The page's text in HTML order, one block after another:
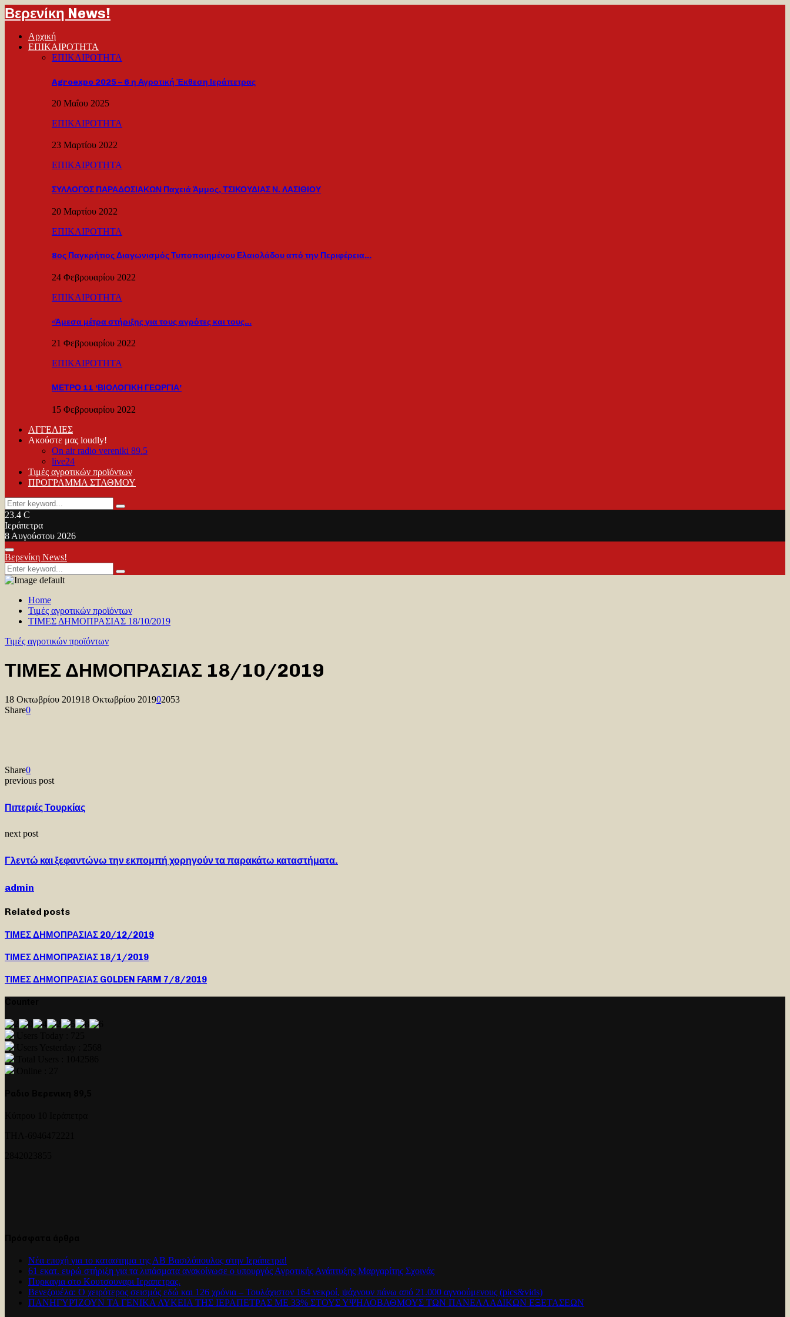
Βερενίκη News!
Αρχική
ΕΠΙΚΑΙΡΟΤΗΤΑ
ΕΠΙΚΑΙΡΟΤΗΤΑ
Agroexpo 2025 – 6 η Αγροτική Έκθεση Ιεράπετρας
20 Μαΐου 2025
ΕΠΙΚΑΙΡΟΤΗΤΑ
23 Μαρτίου 2022
ΕΠΙΚΑΙΡΟΤΗΤΑ
ΣΥΛΛΟΓΟΣ ΠΑΡΑΔΟΣΙΑΚΩΝ Παχειά Άμμος, ΤΣΙΚΟΥΔΙΑΣ Ν. ΛΑΣΙΘΙΟΥ
20 Μαρτίου 2022
ΕΠΙΚΑΙΡΟΤΗΤΑ
8ος Παγκρήτιος Διαγωνισμός Τυποποιημένου Ελαιολάδου από την Περιφέρεια…
24 Φεβρουαρίου 2022
ΕΠΙΚΑΙΡΟΤΗΤΑ
«Άμεσα μέτρα στήριξης για τους αγρότες και τους…
21 Φεβρουαρίου 2022
ΕΠΙΚΑΙΡΟΤΗΤΑ
ΜΕΤΡΟ 11 ‘ΒΙΟΛΟΓΙΚΗ ΓΕΩΡΓΙΑ’
15 Φεβρουαρίου 2022
ΑΓΓΕΛΙΕΣ
Ακούστε μας loudly!
On air radio vereniki 89.5
live24
Τιμές αγροτικών προϊόντων
ΠΡΟΓΡΑΜΜΑ ΣΤΑΘΜΟΥ
Search
for:
Search
23.4 C
Ιεράπετρα
8 Αυγούστου 2026
Facebook
Twitter
Youtube
Primary
Menu
Βερενίκη News!
Search
for:
Search
Home
Τιμές αγροτικών προϊόντων
ΤΙΜΕΣ ΔΗΜΟΠΡΑΣΙΑΣ 18/10/2019
Τιμές αγροτικών προϊόντων
ΤΙΜΕΣ ΔΗΜΟΠΡΑΣΙΑΣ 18/10/2019
18 Οκτωβρίου 201918 Οκτωβρίου 201902053
Share0
Share0
previous post
Πιπεριές Τουρκίας
next post
Γλεντώ και ξεφαντώνω την εκπομπή χορηγούν τα παρακάτω καταστήματα.
admin
Related posts
ΤΙΜΕΣ ΔΗΜΟΠΡΑΣΙΑΣ 20/12/2019
ΤΙΜΕΣ ΔΗΜΟΠΡΑΣΙΑΣ 18/1/2019
ΤΙΜΕΣ ΔΗΜΟΠΡΑΣΙΑΣ GOLDEN FARM 7/8/2019
Νέα εποχή για το καταστημα της ΑΒ Βασιλόπουλος στην Ιεράπετρα!
61 εκατ. ευρώ στήριξη για τα λιπάσματα ανακοίνωσε ο υπουργός Αγροτικής Ανάπτυξης Μαργαρίτης Σχοινάς
Πυρκαγια στο Κουτσουναρι Ιεραπετρας.
Βενεζουέλα: Ο χειρότερος σεισμός εδώ και 126 χρόνια – Τουλάχιστον 164 νεκροί, ψάχνουν πάνω από 21.000 αγνοούμενους (pics&vids)
ΠΑΝΗΓΥΡΊΖΟΥΝ ΤΑ ΓΕΝΙΚΑ ΛΥΚΕΙΑ ΤΗΣ ΙΕΡΑΠΕΤΡΑΣ ΜΕ 33% ΣΤΟΥΣ ΥΨΗΛΟΒΑΘΜΟΥΣ ΤΩΝ ΠΑΝΕΛΛΑΔΙΚΩΝ ΕΞΕΤΑΣΕΩΝ